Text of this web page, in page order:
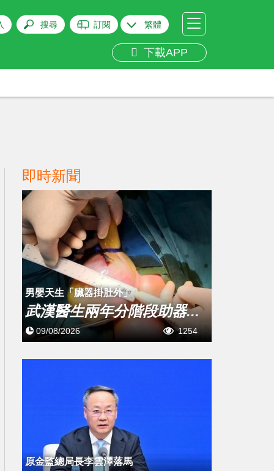
搜尋 訂閱 繁體
下載APP
即時新聞
男嬰天生「臟器掛肚外」
武漢醫生兩年分階段助器...
09/08/2026 1254
原金監總局長李雲澤落馬